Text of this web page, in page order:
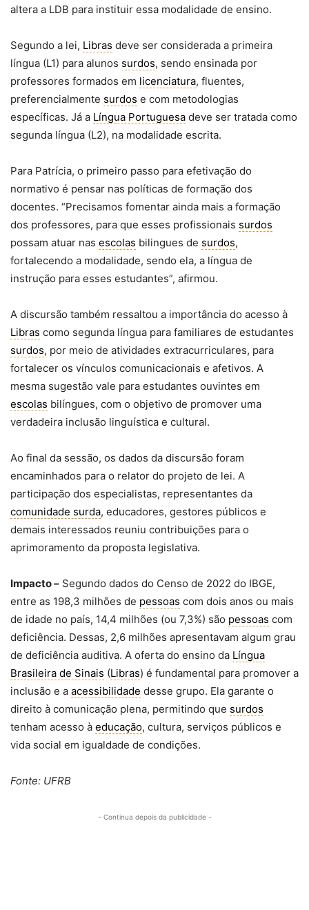
altera a LDB para instituir essa modalidade de ensino.
Segundo a lei, Libras deve ser considerada a primeira
língua (L1) para alunos surdos, sendo ensinada por
professores formados em licenciatura, fluentes,
preferencialmente surdos e com metodologias
específicas. Já a Língua Portuguesa deve ser tratada como
segunda língua (L2), na modalidade escrita.
Para Patrícia, o primeiro passo para efetivação do
normativo é pensar nas políticas de formação dos
docentes. “Precisamos fomentar ainda mais a formação
dos professores, para que esses profissionais surdos
possam atuar nas escolas bilingues de surdos,
fortalecendo a modalidade, sendo ela, a língua de
instrução para esses estudantes”, afirmou.
A discursão também ressaltou a importância do acesso à
Libras como segunda língua para familiares de estudantes
surdos, por meio de atividades extracurriculares, para
fortalecer os vínculos comunicacionais e afetivos. A
mesma sugestão vale para estudantes ouvintes em
escolas bilíngues, com o objetivo de promover uma
verdadeira inclusão linguística e cultural.
Ao final da sessão, os dados da discursão foram
encaminhados para o relator do projeto de lei. A
participação dos especialistas, representantes da
comunidade surda, educadores, gestores públicos e
demais interessados reuniu contribuições para o
aprimoramento da proposta legislativa.
Impacto – Segundo dados do Censo de 2022 do IBGE,
entre as 198,3 milhões de pessoas com dois anos ou mais
de idade no país, 14,4 milhões (ou 7,3%) são pessoas com
deficiência. Dessas, 2,6 milhões apresentavam algum grau
de deficiência auditiva. A oferta do ensino da Língua
Brasileira de Sinais (Libras) é fundamental para promover a
inclusão e a acessibilidade desse grupo. Ela garante o
direito à comunicação plena, permitindo que surdos
tenham acesso à educação, cultura, serviços públicos e
vida social em igualdade de condições.
Fonte: UFRB
- Continua depois da publicidade -